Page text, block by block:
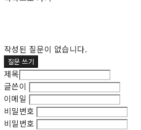
작성된 질문이 없습니다.
질문 쓰기
제목
글쓴이
이메일
비밀번호
비밀번호